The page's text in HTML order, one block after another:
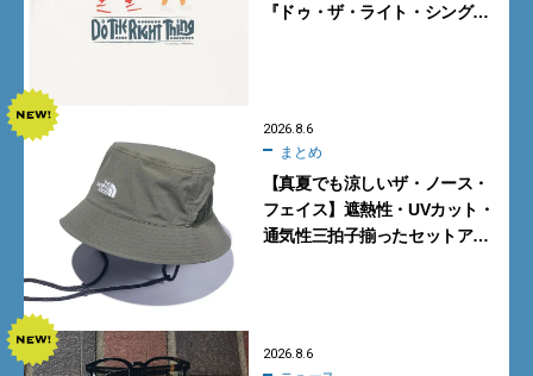
『ドゥ・ザ・ライト・シング』
2026.8.6
まとめ
【真夏でも涼しいザ・ノース・
フェイス】遮熱性・UVカット・
通気性三拍子揃ったセットアッ
2026.8.6